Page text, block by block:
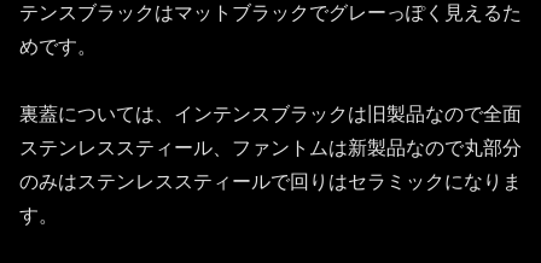
テンスブラックはマットブラックでグレーっぽく見えるた
めです。
裏蓋については、インテンスブラックは旧製品なので全面
ステンレススティール、ファントムは新製品なので丸部分
のみはステンレススティールで回りはセラミックになりま
す。